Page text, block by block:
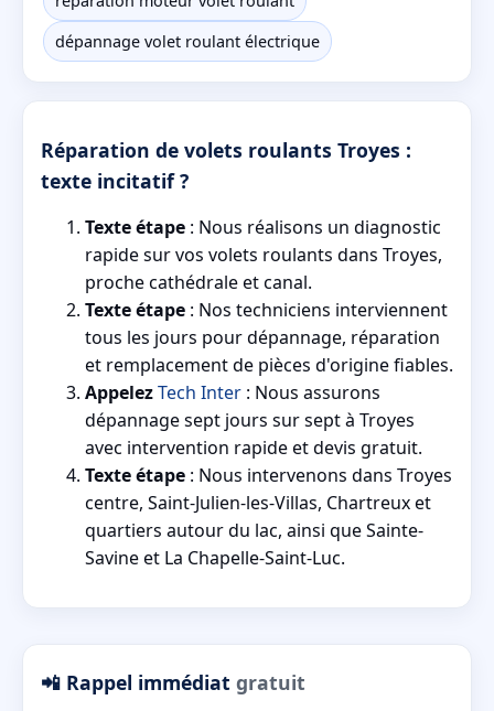
dépannage volet roulant électrique
Réparation de volets roulants Troyes :
texte incitatif ?
Texte étape : Nous réalisons un diagnostic
rapide sur vos volets roulants dans Troyes,
proche cathédrale et canal.
Texte étape : Nos techniciens interviennent
tous les jours pour dépannage, réparation
et remplacement de pièces d'origine fiables.
AppelezTech Inter : Nous assurons
dépannage sept jours sur sept à Troyes
avec intervention rapide et devis gratuit.
Texte étape : Nous intervenons dans Troyes
centre, Saint-Julien-les-Villas, Chartreux et
quartiers autour du lac, ainsi que Sainte-
Savine et La Chapelle-Saint-Luc.
📲 Rappel immédiat gratuit